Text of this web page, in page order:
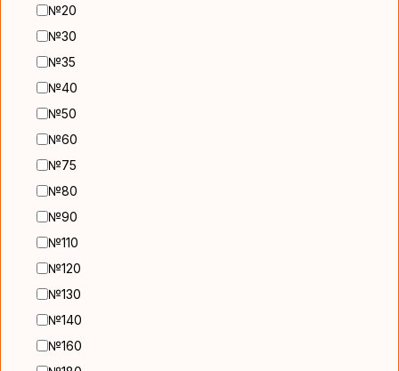
№20
№30
№35
№40
№50
№60
№75
№80
№90
№110
№120
№130
№140
№160